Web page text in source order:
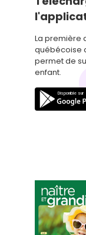
La première
québécoise
permet de
enfant.